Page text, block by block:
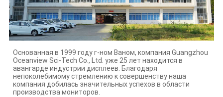
Основанная в 1999 году г-ном Ваном, компания Guangzhou
Oceanview Sci-Tech Co., Ltd. уже 25 лет находится в
авангарде индустрии дисплеев. Благодаря
непоколебимому стремлению к совершенству наша
компания добилась значительных успехов в области
производства мониторов.